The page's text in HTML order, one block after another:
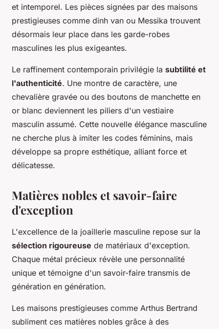
et intemporel. Les pièces signées par des maisons
prestigieuses comme dinh van ou Messika trouvent
désormais leur place dans les garde-robes
masculines les plus exigeantes.
Le raffinement contemporain privilégie la subtilité et
l'authenticité. Une montre de caractère, une
chevalière gravée ou des boutons de manchette en
or blanc deviennent les piliers d'un vestiaire
masculin assumé. Cette nouvelle élégance masculine
ne cherche plus à imiter les codes féminins, mais
développe sa propre esthétique, alliant force et
délicatesse.
Matières nobles et savoir-faire
d'exception
L'excellence de la joaillerie masculine repose sur la
sélection rigoureuse de matériaux d'exception.
Chaque métal précieux révèle une personnalité
unique et témoigne d'un savoir-faire transmis de
génération en génération.
Les maisons prestigieuses comme Arthus Bertrand
subliment ces matières nobles grâce à des